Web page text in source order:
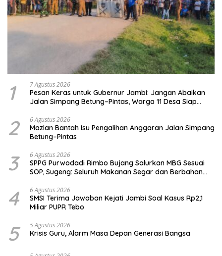
1 7 Agustus 2026
Pesan Keras untuk Gubernur Jambi: Jangan Abaikan
Jalan Simpang Betung–Pintas, Warga 11 Desa Siap
2 6 Agustus 2026
Mazlan Bantah Isu Pengalihan Anggaran Jalan Simpang
Betung–Pintas
3 6 Agustus 2026
SPPG Purwodadi Rimbo Bujang Salurkan MBG Sesuai
SOP, Sugeng: Seluruh Makanan Segar dan Berbahan
4 6 Agustus 2026
SMSI Terima Jawaban Kejati Jambi Soal Kasus Rp2,1
Miliar PUPR Tebo
5 5 Agustus 2026
Krisis Guru, Alarm Masa Depan Generasi Bangsa